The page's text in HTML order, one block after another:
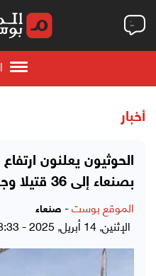
أخبار
الحوثيون يعلنون
بصنعاء إلى 36 قتيلا وجريحاً
الموقع بوست- صنعاء
الإثنين, 14 أبريل, 2025 - 08:33 مساءً